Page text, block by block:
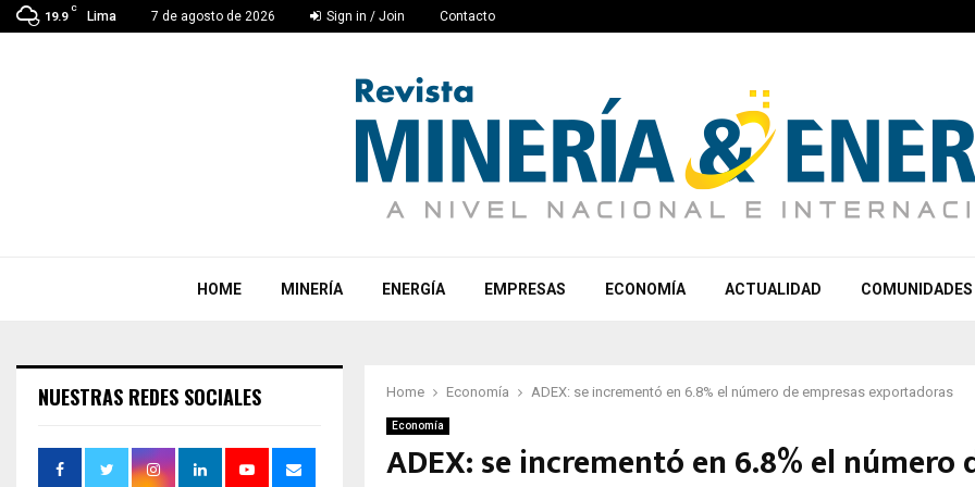
19.9
C
Lima 7 de agosto de 2026 Sign in / Join Contacto
HOME MINERÍA ENERGÍA EMPRESAS ECONOMÍA ACTUALIDAD COMUNIDADES
Home Economía ADEX: se incrementó en 6.8% el número de empresas exportadoras
Economía
ADEX: se incrementó en 6.8% el número
NUESTRAS REDES SOCIALES